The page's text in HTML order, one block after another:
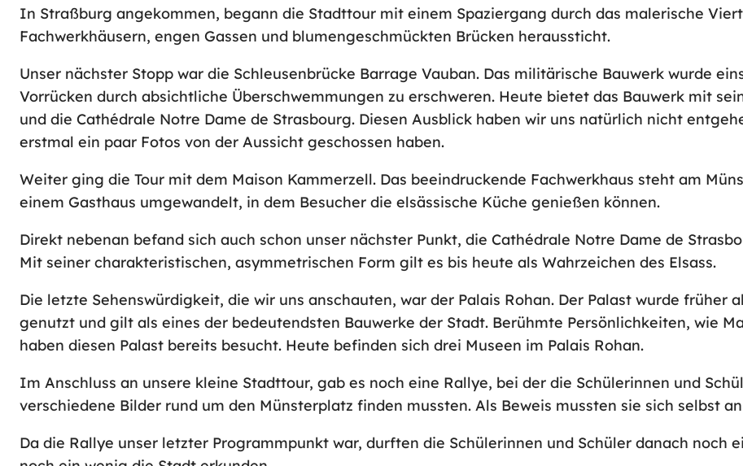
In Straßburg angekommen, begann die Stadttour mit einem Spaziergang durch das malerische
Fachwerkhäusern, engen Gassen und blumengeschmückten Brücken heraussticht.
Unser nächster Stopp war die Schleusenbrücke Barrage Vauban. Das militärische Bauwerk wurde
Vorrücken durch absichtliche Überschwemmungen zu erschweren. Heute bietet das Bauwerk mit
und die Cathédrale Notre Dame de Strasbourg. Diesen Ausblick haben wir uns natürlich nicht
erstmal ein paar Fotos von der Aussicht geschossen haben.
Weiter ging die Tour mit dem Maison Kammerzell. Das beeindruckende Fachwerkhaus steht am
einem Gasthaus umgewandelt, in dem Besucher die elsässische Küche genießen können.
Direkt nebenan befand sich auch schon unser nächster Punkt, die Cathédrale Notre Dame de
Mit seiner charakteristischen, asymmetrischen Form gilt es bis heute als Wahrzeichen des Elsass.
Die letzte Sehenswürdigkeit, die wir uns anschauten, war der Palais Rohan. Der Palast wurde früher
genutzt und gilt als eines der bedeutendsten Bauwerke der Stadt. Berühmte Persönlichkeiten, wie
haben diesen Palast bereits besucht. Heute befinden sich drei Museen im Palais Rohan.
Im Anschluss an unsere kleine Stadttour, gab es noch eine Rallye, bei der die Schülerinnen und
verschiedene Bilder rund um den Münsterplatz finden mussten. Als Beweis mussten sie sich selbst
Da die Rallye unser letzter Programmpunkt war, durften die Schülerinnen und Schüler danach noch